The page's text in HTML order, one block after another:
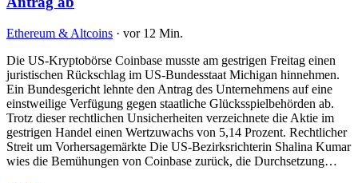
Ethereum & Altcoins · vor 12 Min.
Die US-Kryptobörse Coinbase musste am gestrigen Freitag einen
juristischen Rückschlag im US-Bundesstaat Michigan hinnehmen.
Ein Bundesgericht lehnte den Antrag des Unternehmens auf eine
einstweilige Verfügung gegen staatliche Glücksspielbehörden ab.
Trotz dieser rechtlichen Unsicherheiten verzeichnete die Aktie im
gestrigen Handel einen Wertzuwachs von 5,14 Prozent. Rechtlicher
Streit um Vorhersagemärkte Die US-Bezirksrichterin Shalina Kumar
wies die Bemühungen von Coinbase zurück, die Durchsetzung…